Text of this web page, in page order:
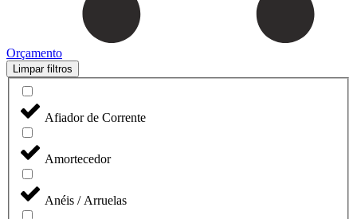
Orçamento
Limpar filtros
Afiador de Corrente
Amortecedor
Anéis / Arruelas